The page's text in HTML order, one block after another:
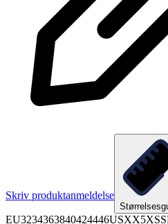
Skriv produktanmeldelse